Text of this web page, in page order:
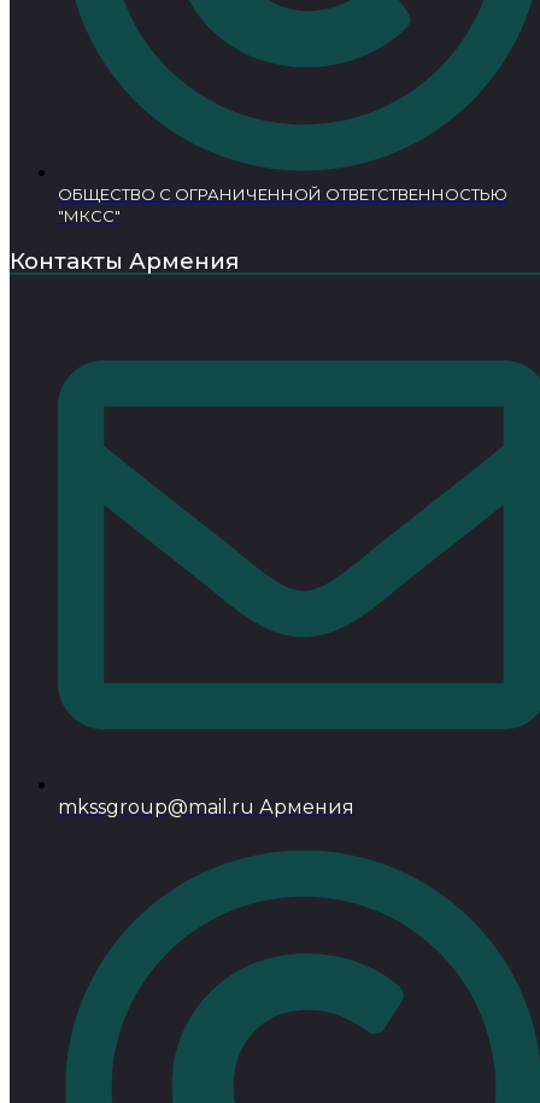
ОБЩЕСТВО С ОГРАНИЧЕННОЙ ОТВЕТСТВЕННОСТЬЮ
"МКСС"
Контакты Армения
mkssgroup@mail.ru Армения